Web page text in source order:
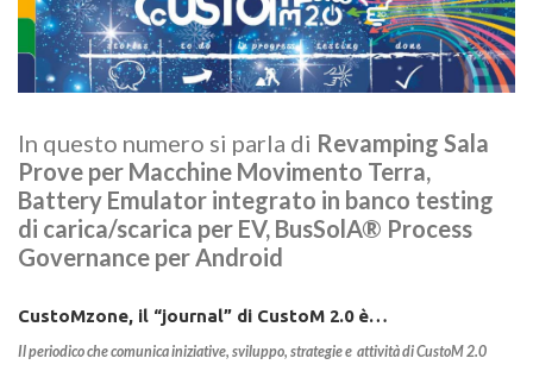
CONTATTACI
In questo numero si parla di Revamping Sala
Prove per Macchine Movimento Terra,
Battery Emulator integrato in banco testing
di carica/scarica per EV, BusSolA® Process
Governance per Android
CustoMzone, il “journal” di CustoM 2.0 è…
Il periodico che comunica iniziative, sviluppo, strategie e attività di CustoM 2.0